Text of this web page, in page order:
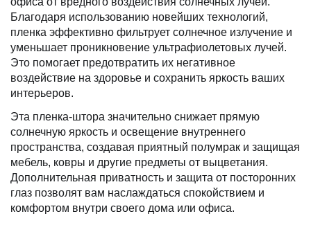
Благодаря использованию новейших технологий,
пленка эффективно фильтрует солнечное излучение и
уменьшает проникновение ультрафиолетовых лучей.
Это помогает предотвратить их негативное
воздействие на здоровье и сохранить яркость ваших
интерьеров.
Эта пленка-штора значительно снижает прямую
солнечную яркость и освещение внутреннего
пространства, создавая приятный полумрак и защищая
мебель, ковры и другие предметы от выцветания.
Дополнительная приватность и защита от посторонних
глаз позволят вам наслаждаться спокойствием и
комфортом внутри своего дома или офиса.